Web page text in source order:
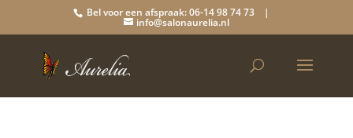
Bel voor een afspraak: 06-14 98 74 73 |
info@salonaurelia.nl